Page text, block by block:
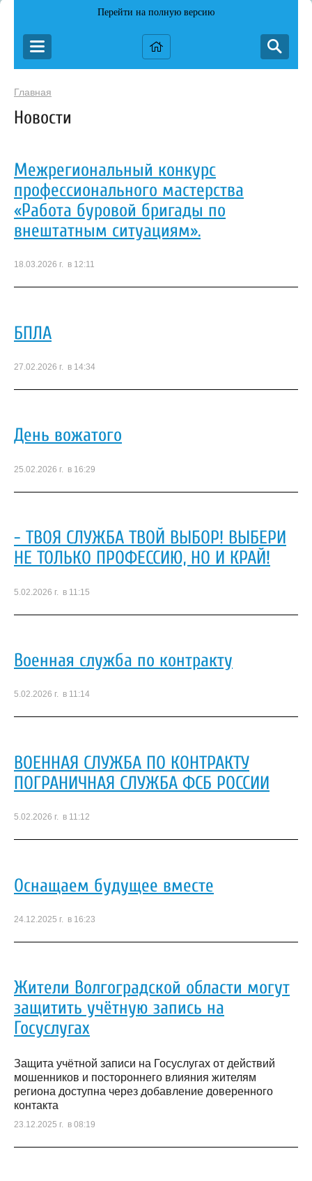
Перейти на полную версию
Главная
Новости
Межрегиональный конкурс
профессионального мастерства
«Работа буровой бригады по
внештатным ситуациям».
18.03.2026 г. в 12:11
БПЛА
27.02.2026 г. в 14:34
День вожатого
25.02.2026 г. в 16:29
- ТВОЯ СЛУЖБА ТВОЙ ВЫБОР! ВЫБЕРИ
НЕ ТОЛЬКО ПРОФЕССИЮ, НО И КРАЙ!
5.02.2026 г. в 11:15
Военная служба по контракту
5.02.2026 г. в 11:14
ВОЕННАЯ СЛУЖБА ПО КОНТРАКТУ
ПОГРАНИЧНАЯ СЛУЖБА ФСБ РОССИИ
5.02.2026 г. в 11:12
Оснащаем будущее вместе
24.12.2025 г. в 16:23
Жители Волгоградской области могут
защитить учётную запись на
Госуслугах
Защита учётной записи на Госуслугах от действий
мошенников и постороннего влияния жителям
региона доступна через добавление доверенного
контакта
23.12.2025 г. в 08:19